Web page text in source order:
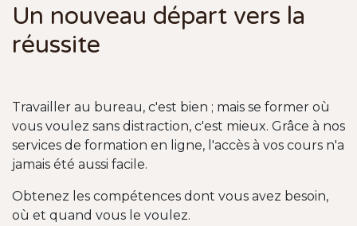
Un nouveau départ vers la
réussite
Travailler au bureau, c'est bien ; mais se former où
vous voulez sans distraction, c'est mieux. Grâce à nos
services de formation en ligne, l'accès à vos cours n'a
jamais été aussi facile.
Obtenez les compétences dont vous avez besoin,
où et quand vous le voulez.